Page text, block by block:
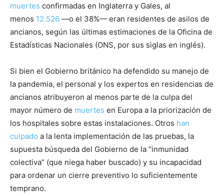
muertes confirmadas en Inglaterra y Gales, al
menos 12.526 —o el 38%— eran residentes de asilos de
ancianos, según las últimas estimaciones de la Oficina de
Estadísticas Nacionales (ONS, por sus siglas en inglés).
Si bien el Gobierno británico ha defendido su manejo de
la pandemia, el personal y los expertos en residencias de
ancianos atribuyeron al menos parte de la culpa del
mayor número de muertes en Europa a la priorización de
los hospitales sobre estas instalaciones. Otros han
culpado a la lenta implementación de las pruebas, la
supuesta búsqueda del Gobierno de la “inmunidad
colectiva” (que niega haber buscado) y su incapacidad
para ordenar un cierre preventivo lo suficientemente
temprano.